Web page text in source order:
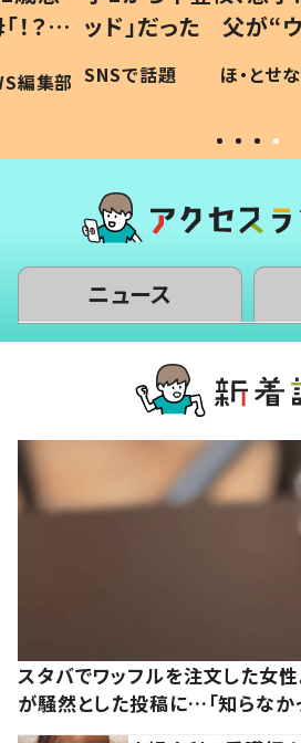
？」
編集部
ッド」だった 父が“
作り続ける理由とは
#令和の子
SNSで話題 ほ・とせ
ニュース
スタバでワッフルを注文した女性
が騒然とした投稿に…「知らなか